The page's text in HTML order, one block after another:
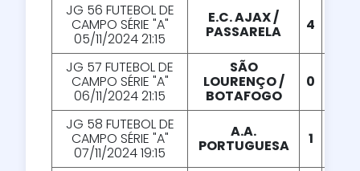
JG 56 FUTEBOL DE
CAMPO SÉRIE "A"
05/11/2024 21:15
E.C. AJAX /
PASSARELA 4
JG 57 FUTEBOL DE
CAMPO SÉRIE "A"
06/11/2024 21:15
SÃO
LOURENÇO /
BOTAFOGO
0
JG 58 FUTEBOL DE
CAMPO SÉRIE "A"
07/11/2024 19:15
A.A.
PORTUGUESA 1